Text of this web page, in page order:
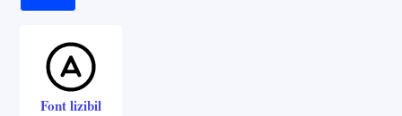
Font lizibil